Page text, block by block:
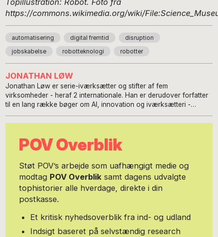
https://commons.wikimedia.org/wiki/
automatisering digital fremtid disruption
jobskabelse robotteknologi robotter
JONATHAN LØW
Jonathan Løw er serie-iværksætter og stifter af fem
virksomheder - heraf 2 internationale. Han er derudover forfatter
til en lang række bøger om AI, innovation og iværksætteri -
som ét af Danmarks 100 største talenter af Berlingske og har
engodsag.dk. Aktuelt holder han foredrag, workshops og skriver
bøger om kunstig intelligens. Hans seneste virksomhed var
virksomheder som LEGO, Vestas og Novo samt en række danske
kommuner i forhold til at gøre AI jordnært og anvendeligt i
hverdagen. Jonathan Løw var også med i opstarten af firmaet
Sprout, der sælger verdens første blyant, man kan plante.
Kunderne inkluderer eksempelvis Michelle Obama og Sir Richard
Branson. Du kan læse mere om Jonathan Løw på
www.jonathanloew.dk
POV Overblik
Støt POV’s arbejde som uafhængigt medie og
modtag POV Overblik samt dagens udvalgte
tophistorier alle hverdage, direkte i din
postkasse.
Et kritisk nyhedsoverblik fra ind- og udland
Indsigt baseret på selvstændig research